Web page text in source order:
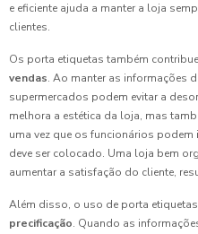
e eficiente ajuda a manter a loja
clientes.
Os porta etiquetas também
vendas. Ao manter as informações
supermercados podem evitar a
melhora a estética da loja, mas
uma vez que os funcionários
deve ser colocado. Uma loja bem
aumentar a satisfação do cliente,
Além disso, o uso de porta
precificação. Quando as